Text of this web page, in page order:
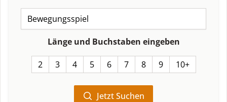
Länge und Buchstaben eingeben
2 3 4 5 6 7 8 9 10+
Jetzt Suchen